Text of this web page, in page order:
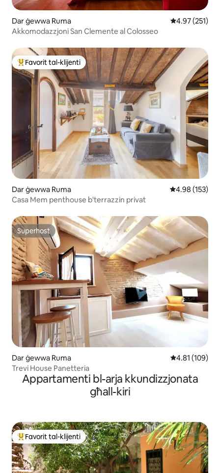
Dar ġewwa Ruma Rating medju
4.97 (251)
Akkomodazzjoni San Clemente al Colosseo
Wieħed mill-aqwa favoriti tal-klijenti
Favorit tal-klijenti
Dar ġewwa Ruma Rating medju
4.98 (153)
Casa Mem penthouse b'terrazzin privat
Superhost
Superhost
Dar ġewwa Ruma Rating medju
4.81 (109)
Trevi House Panetteria
Appartamenti bl-arja kkundizzjonata
għall-kiri
Wieħed mill-aqwa favoriti tal-klijenti
Favorit tal-klijenti